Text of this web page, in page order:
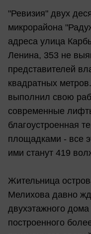
"Ревизия" двух
микрорайона
адреса улица
Ленина, 353 не
представителей
квадратных
выполнил свою
современные
благоустроенная
площадками - все
ими станут 419
Жительница
Мелихова давно
двухэтажного дома
построенного